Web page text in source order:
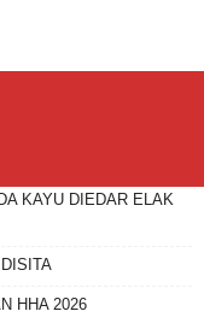
KAYU DIEDAR ELAK
HHA 2026